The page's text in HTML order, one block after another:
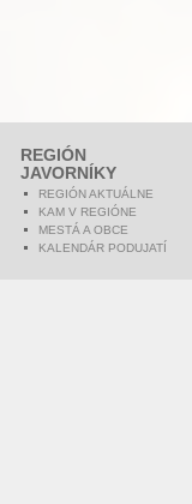
REGIÓN
JAVORNÍKY
REGIÓN AKTUÁLNE
KAM V REGIÓNE
MESTÁ A OBCE
KALENDÁR PODUJATÍ